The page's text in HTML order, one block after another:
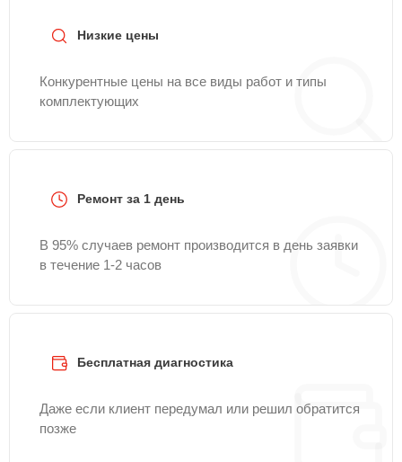
Низкие цены
Конкурентные цены на все виды работ и типы
комплектующих
Ремонт за 1 день
В 95% случаев ремонт производится в день заявки
в течение 1-2 часов
Бесплатная диагностика
Даже если клиент передумал или решил обратится
позже